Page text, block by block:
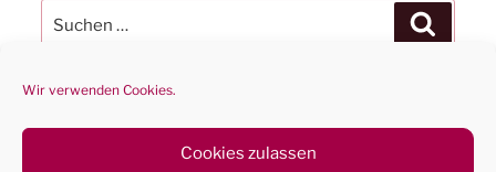
Wir verwenden Cookies.
Cookies zulassen
Suchen
nach:
Stolz präsentiert von WordPress